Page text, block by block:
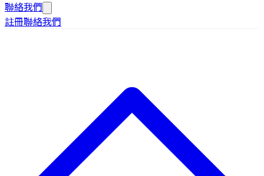
聯絡我們
註冊聯絡我們